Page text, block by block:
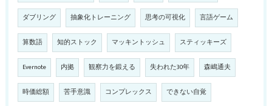
ダブリング 抽象化トレーニング 思考の可視化 言語ゲーム
算数語 知的ストック マッキントッシュ スティッキーズ
Evernote 内拠 観察力を鍛える 失われた30年 森嶋通夫
時価総額 苦手意識 コンプレックス できない自覚